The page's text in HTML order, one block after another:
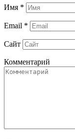
Имя *
Email *
Сайт
Комментарий